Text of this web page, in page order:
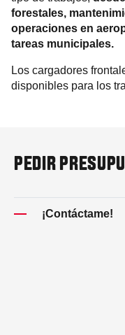
forestales,
operaciones en
tareas municipales.
Los cargadores
disponibles para los
PEDIR
¡Contáctame!